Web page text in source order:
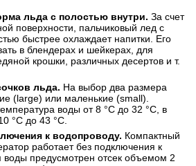
льда с полостью внутри. За счет
поверхности, пальчиковый лед с
быстрее охлаждает напитки. Его
в блендерах и шейкерах, для
крошки, различных десертов и т.
льда. На выбор два размера
(large) или маленькие (small).
воды от 8 °C до 32 °C, в
°C до 43 °C.
к водопроводу. Компактный
работает без подключения к
воды предусмотрен отсек объемом 2